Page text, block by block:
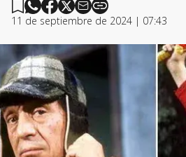
11 de septiembre de 2024 | 07:43